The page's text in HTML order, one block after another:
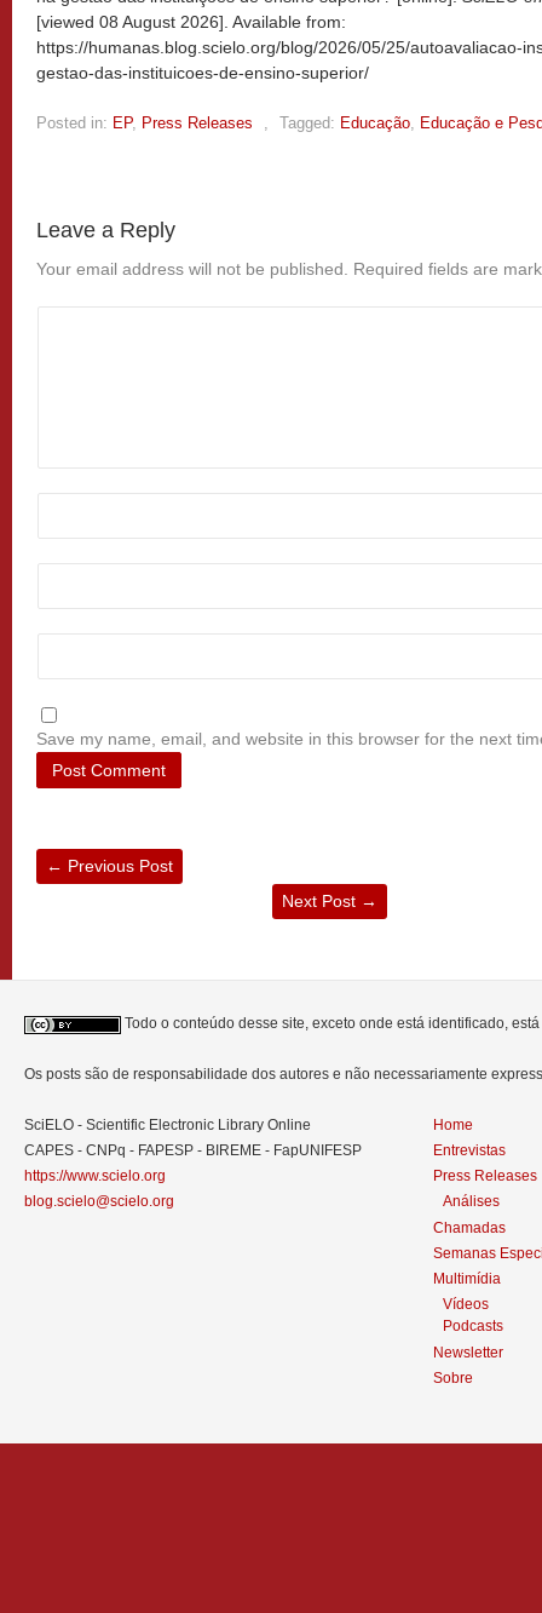
[viewed 08 August 2026]. Available from:
https://humanas.blog.scielo.org/blog/2026/05/25/autoavaliacao-
gestao-das-instituicoes-de-ensino-superior/
Posted in: EP, Press Releases , Tagged: Educação, Educação e
Leave a Reply
Your email address will not be published. Required fields are
Save my name, email, and website in this browser for the next
← Previous Post
Next Post →
Todo o conteúdo desse site, exceto onde está identificado,
Os posts são de responsabilidade dos autores e não necessariamente
SciELO - Scientific Electronic Library Online
CAPES - CNPq - FAPESP - BIREME - FapUNIFESP
https://www.scielo.org
blog.scielo@scielo.org
Home
Entrevistas
Press Releases
Análises
Chamadas
Semanas
Multimídia
Vídeos
Podcasts
Newsletter
Sobre